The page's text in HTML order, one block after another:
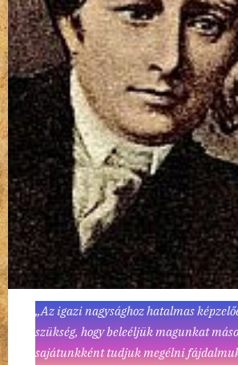
„Az igazi nagysághoz hatalmas
szükség, hogy beleéljük magunkat
sajátunkként tudjuk megélni